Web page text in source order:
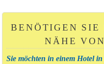
BENÖTIGEN
NÄHE
Sie möchten in einem Hotel